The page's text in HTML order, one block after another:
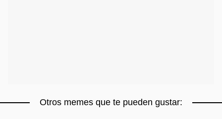
Otros memes que te pueden gustar: